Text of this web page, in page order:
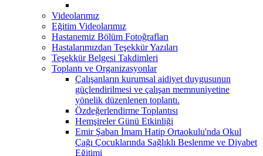
Videolarımız
Eğitim Videolarımız
Hastanemiz Bölüm Fotoğrafları
Hastalarımızdan Teşekkür Yazıları
Teşekkür Belgesi Takdimleri
Toplantı ve Organizasyonlar
Çalışanların kurumsal aidiyet duygusunun
güçlendirilmesi ve çalışan memnuniyetine
yönelik düzenlenen toplantı.
Özdeğerlendirme Toplantısı
Hemşireler Günü Etkinliği
Emir Şaban İmam Hatip Ortaokulu'nda Okul
Çağı Çocuklarında Sağlıklı Beslenme ve Diyabet
Eğitimi